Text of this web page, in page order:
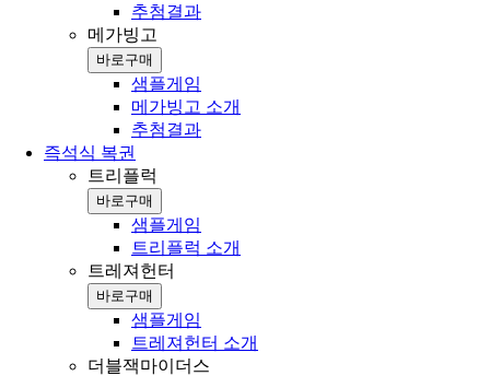
추첨결과
메가빙고
바로구매
샘플게임
메가빙고 소개
추첨결과
즉석식 복권
트리플럭
바로구매
샘플게임
트리플럭 소개
트레져헌터
바로구매
샘플게임
트레져헌터 소개
더블잭마이더스